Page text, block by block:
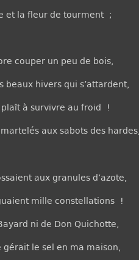
et la fleur de tourment ;
couper un peu de bois,
beaux hivers qui s’attardent,
plaît à survivre au froid !
aux sabots des hardes,
aux granules d’azote,
mille constellations !
ni de Don Quichotte,
le sel en ma maison,